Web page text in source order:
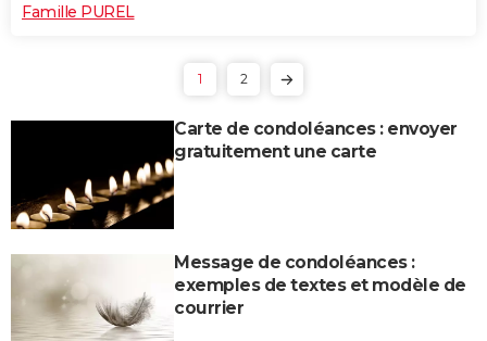
Famille PUREL
1 2
Carte de condoléances : envoyer
gratuitement une carte
Message de condoléances :
exemples de textes et modèle de
courrier